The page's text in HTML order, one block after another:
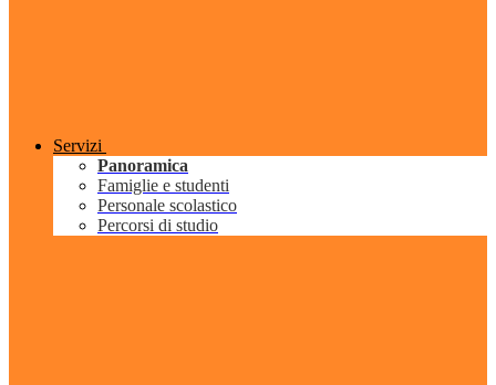
Servizi
Panoramica
Famiglie e studenti
Personale scolastico
Percorsi di studio